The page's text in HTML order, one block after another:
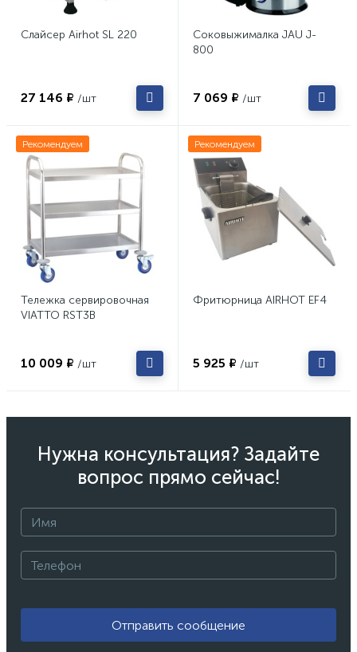
Слайсер Airhot SL 220
27 146 ₽ /шт
Соковыжималка JAU J-
800
7 069 ₽ /шт
Рекомендуем
Тележка сервировочная
VIATTO RST3B
10 009 ₽ /шт
Рекомендуем
Фритюрница AIRHOT EF4
5 925 ₽ /шт
Нужна консультация? Задайте
вопрос прямо сейчас!
Отправить сообщение